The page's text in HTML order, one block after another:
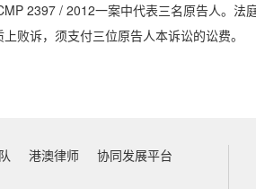
2397 / 2012一案中代表三名原告人。
败诉，须支付三位原告人本诉讼的讼费。
港澳律师
协同发展平台